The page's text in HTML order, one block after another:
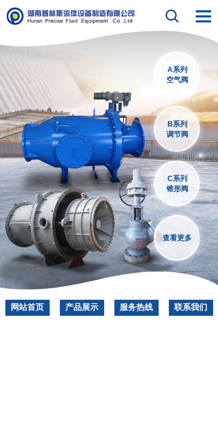
A系列
空气阀
B系列
调节阀
C系列
锥形阀
查看更多
网站首页 产品展示 服务热线 联系我们